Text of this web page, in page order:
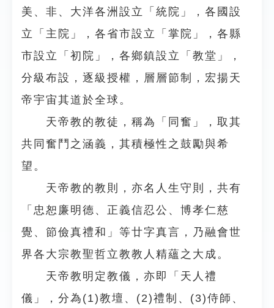
美、非、大洋各洲設立「統院」，各國設
立「主院」，各省市設立「掌院」，各縣
市設立「初院」，各鄉鎮設立「教堂」，
分級布設，逐級授權，層層節制，宏揚天
帝宇宙其道於全球。
天帝教的教徒，稱為「同奮」，取其
共同奮鬥之涵義，其積極性之鼓勵與希
望。
天帝教的教則，亦名人生守則，共有
「忠恕廉明德、正義信忍公、博孝仁慈
覺、節儉真禮和」等廿字真言，乃融會世
界各大宗教聖哲立教教人精蘊之大成。
天帝教明定教儀，亦即「天人禮
儀」，分為(1)教壇、(2)禮制、(3)侍師、